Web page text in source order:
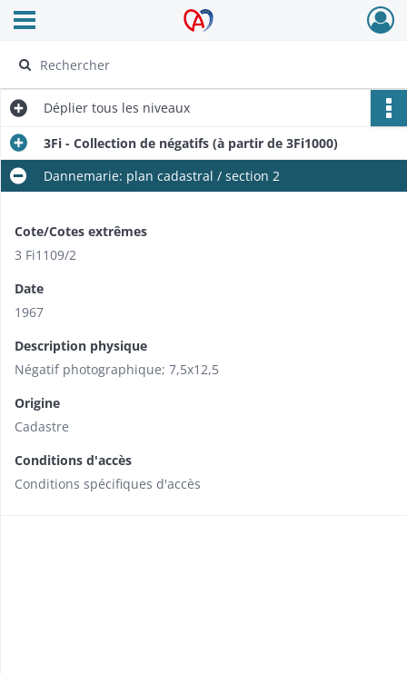
Archives Alsace - Colmar
Ouvrir le menu déroulant
Déplier tous les niveaux
3Fi - Collection de négatifs (à partir de 3Fi1000)
Dannemarie: plan cadastral / section 2
Cote/Cotes extrêmes
3 Fi1109/2
Date
1967
Description physique
Négatif photographique; 7,5x12,5
Origine
Cadastre
Conditions d'accès
Conditions spécifiques d'accès